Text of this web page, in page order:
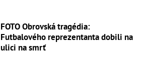
FOTO Obrovská tragédia:
Futbalového reprezentanta dobili na
ulici na smrť